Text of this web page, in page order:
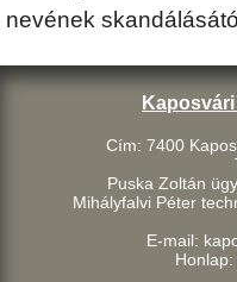
nevének
Cím: 7400
Puska Zoltán
Mihályfalvi Péter
E-mail: